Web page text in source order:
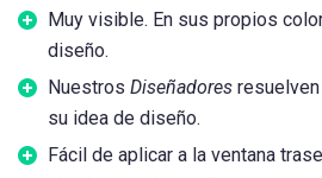
Muy visible. En sus propios
diseño.
Nuestros Diseñadores
su idea de diseño.
Fácil de aplicar a la ventana